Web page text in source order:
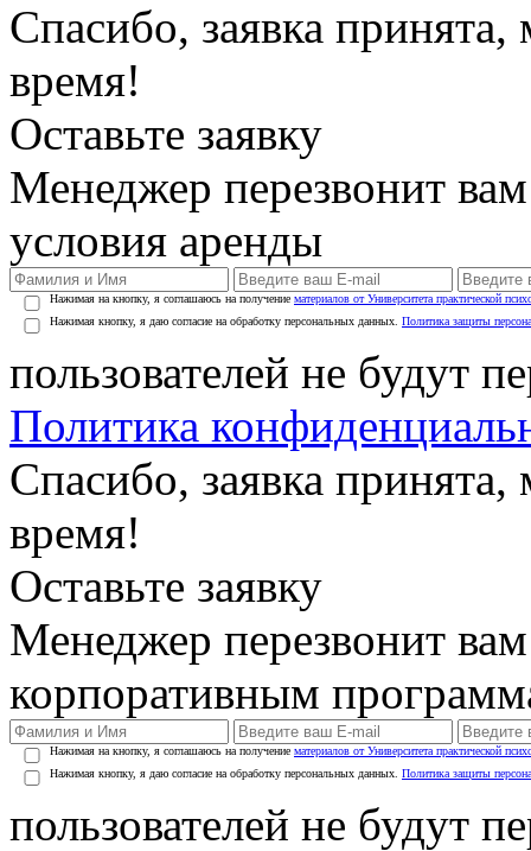
Спасибо, заявка
время!
Оставьте заявку
Менеджер перезвонит
условия аренды
Нажимая на кнопку, я соглашаюсь на получение материалов от Университета практической
Нажимая кнопку, я даю согласие на обработку персональных данных. Политика защиты
пользователей не будут
Политика
Спасибо, заявка
время!
Оставьте заявку
Менеджер перезвонит
корпоративным
Нажимая на кнопку, я соглашаюсь на получение материалов от Университета практической
Нажимая кнопку, я даю согласие на обработку персональных данных. Политика защиты
пользователей не будут